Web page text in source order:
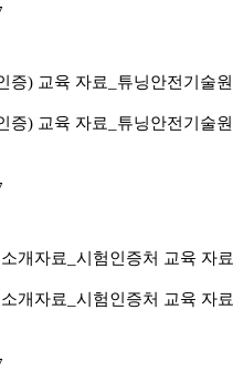
증) 교육 자료_튜닝안전기술
증) 교육 자료_튜닝안전기술
개자료_시험인증처 교육 자료
개자료_시험인증처 교육 자료